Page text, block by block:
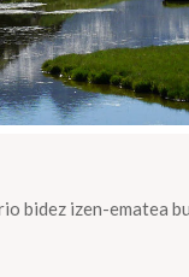
bidez izen-ematea